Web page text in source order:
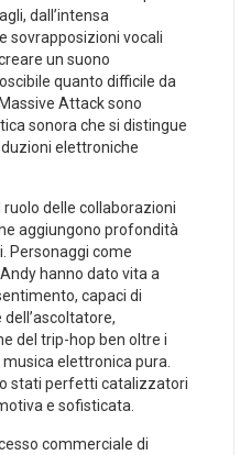
dall’intensa
sovrapposizioni vocali
‍un suono
quanto difficile da
Attack sono
sonora che si distingue
⁣elettroniche
​ruolo ‍delle‌ collaborazioni
aggiungono profondità
Personaggi come
hanno dato vita a
capaci‍ di
del trip-hop ben oltre i
elettronica‌ pura.
stati perfetti catalizzatori
e sofisticata.
commerciale di‌